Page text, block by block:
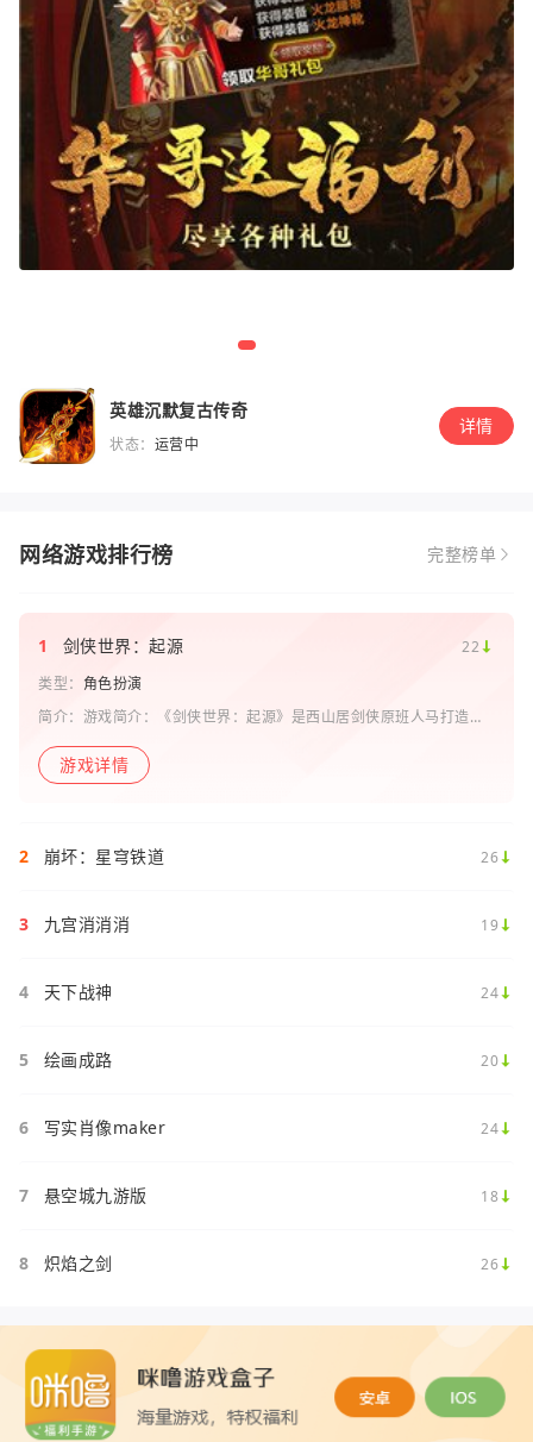
英雄沉默复古传奇
状态： 运营中
详情
网络游戏排行榜 完整榜单
1 剑侠世界：起源
22
类型： 角色扮演
简介：游戏简介：《剑侠世界：起源》是西山居剑侠原班人马打造的
侠情缘”端游时代的特色设定，比如五行相克、宋金战场、帮
游戏详情
2 崩坏：星穹铁道 26
3 九宫消消消 19
4 天下战神 24
5 绘画成路 20
6 写实肖像maker 24
7 悬空城九游版 18
8 炽焰之剑 26